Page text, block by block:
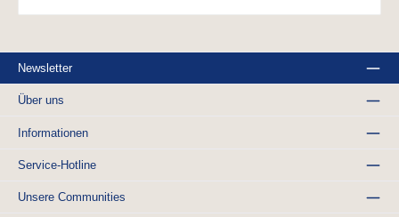
Newsletter
Über uns
Informationen
Service-Hotline
Unsere Communities